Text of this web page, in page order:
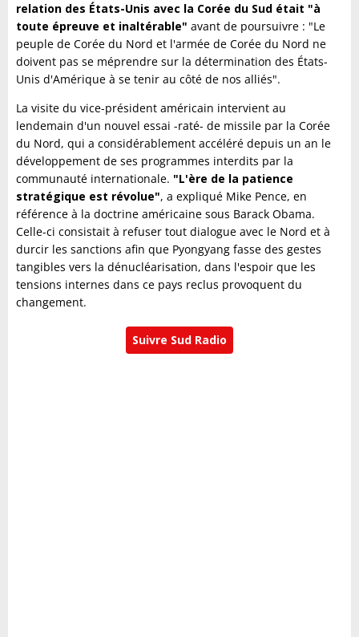
relation des États-Unis avec la Corée du Sud était "à
toute épreuve et inaltérable" avant de poursuivre : "Le
peuple de Corée du Nord et l'armée de Corée du Nord ne
doivent pas se méprendre sur la détermination des États-
Unis d'Amérique à se tenir au côté de nos alliés".
La visite du vice-président américain intervient au
lendemain d'un nouvel essai -raté- de missile par la Corée
du Nord, qui a considérablement accéléré depuis un an le
développement de ses programmes interdits par la
communauté internationale. "L'ère de la patience
stratégique est révolue", a expliqué Mike Pence, en
référence à la doctrine américaine sous Barack Obama.
Celle-ci consistait à refuser tout dialogue avec le Nord et à
durcir les sanctions afin que Pyongyang fasse des gestes
tangibles vers la dénucléarisation, dans l'espoir que les
tensions internes dans ce pays reclus provoquent du
changement.
Suivre Sud Radio